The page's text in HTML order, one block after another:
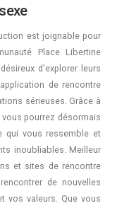
est joignable pour
Place Libertine
d'explorer leurs
de rencontre
sérieuses. Grâce à
pourrez désormais
qui vous ressemble et
inoubliables. Meilleur
et sites de rencontre
de nouvelles
vos valeurs. Que vous